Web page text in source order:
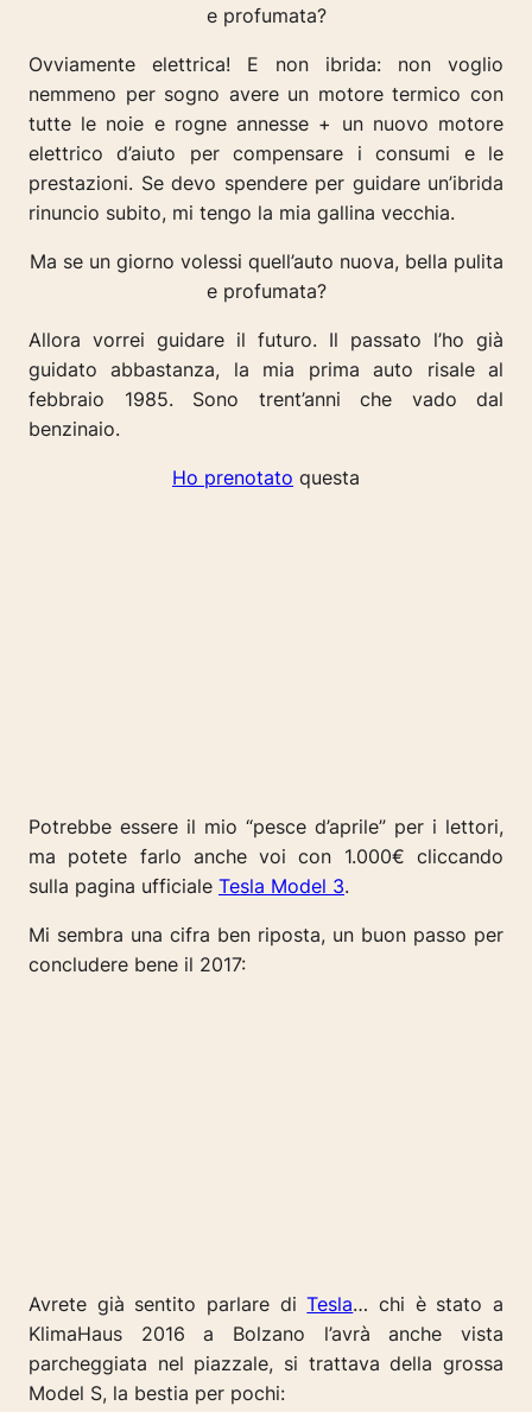
e profumata?
Ovviamente elettrica! E non ibrida: non voglio
nemmeno per sogno avere un motore termico con
tutte le noie e rogne annesse + un nuovo motore
elettrico d’aiuto per compensare i consumi e le
prestazioni. Se devo spendere per guidare un’ibrida
rinuncio subito, mi tengo la mia gallina vecchia.
Ma se un giorno volessi quell’auto nuova, bella pulita
e profumata?
Allora vorrei guidare il futuro. Il passato l’ho già
guidato abbastanza, la mia prima auto risale al
febbraio 1985. Sono trent’anni che vado dal
benzinaio.
Ho prenotato questa
Potrebbe essere il mio “pesce d’aprile” per i lettori,
ma potete farlo anche voi con 1.000€ cliccando
sulla pagina ufficiale Tesla Model 3.
Mi sembra una cifra ben riposta, un buon passo per
concludere bene il 2017:
Avrete già sentito parlare diTesla… chi è stato a
KlimaHaus 2016 a Bolzano l’avrà anche vista
parcheggiata nel piazzale, si trattava della grossa
Model S, la bestia per pochi: